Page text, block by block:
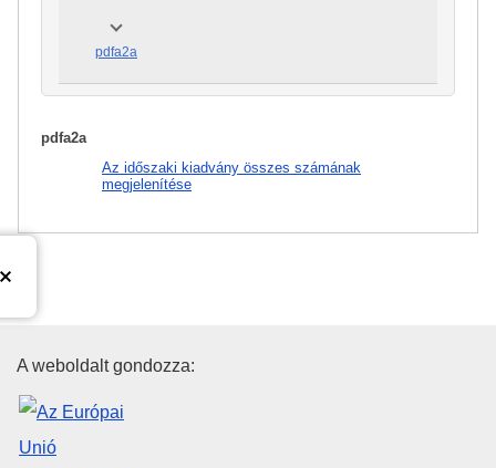
pdfa2a
pdfa2a
Az időszaki kiadvány összes számának
megjelenítése
Az Európai Unió Kiadóhivatala
A weboldalt gondozza: